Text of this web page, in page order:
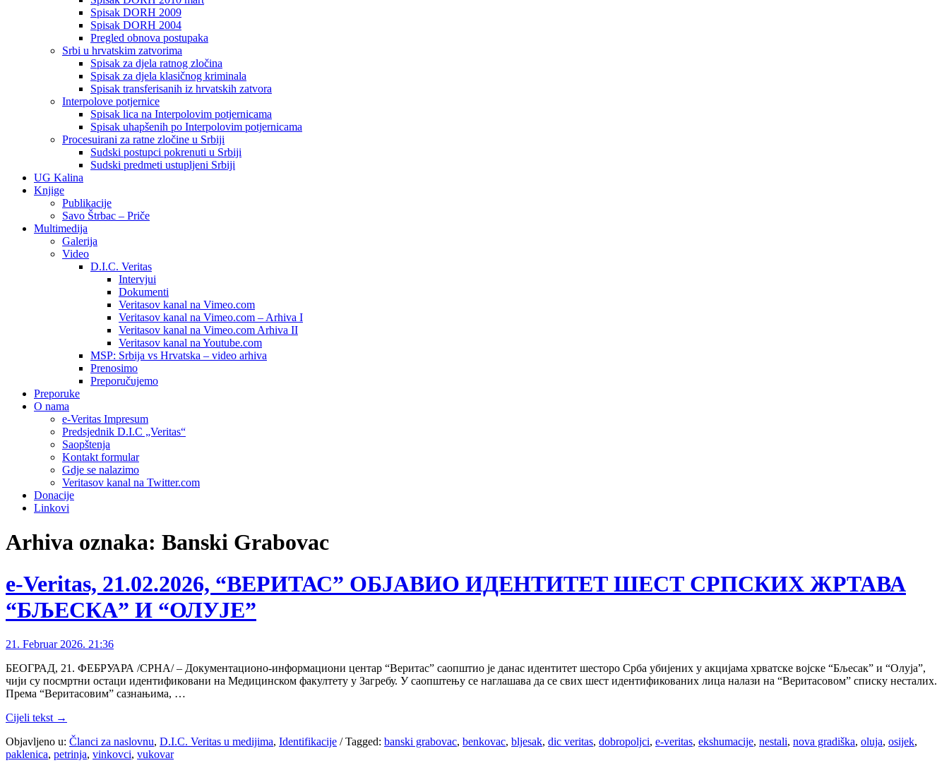
Spisak DORH 2009
Spisak DORH 2004
Pregled obnova postupaka
Srbi u hrvatskim zatvorima
Spisak za djela ratnog zločina
Spisak za djela klasičnog kriminala
Spisak transferisanih iz hrvatskih zatvora
Interpolove potjernice
Spisak lica na Interpolovim potjernicama
Spisak uhapšenih po Interpolovim potjernicama
Procesuirani za ratne zločine u Srbiji
Sudski postupci pokrenuti u Srbiji
Sudski predmeti ustupljeni Srbiji
UG Kalina
Knjige
Publikacije
Savo Štrbac – Priče
Multimedija
Galerija
Video
D.I.C. Veritas
Intervjui
Dokumenti
Veritasov kanal na Vimeo.com
Veritasov kanal na Vimeo.com – Arhiva I
Veritasov kanal na Vimeo.com Arhiva II
Veritasov kanal na Youtube.com
MSP: Srbija vs Hrvatska – video arhiva
Prenosimo
Preporučujemo
Preporuke
O nama
e-Veritas Impresum
Predsjednik D.I.C „Veritas“
Saopštenja
Kontakt formular
Gdje se nalazimo
Veritasov kanal na Twitter.com
Donacije
Linkovi
Arhiva oznaka: Banski Grabovac
e-Veritas, 21.02.2026, “ВЕРИТАС” ОБЈАВИО ИДЕНТИТЕТ ШЕСТ СРПСКИХ ЖРТАВА
“БЉЕСКА” И “ОЛУЈЕ”
21. Februar 2026. 21:36
БЕОГРАД, 21. ФЕБРУАРА /СРНА/ – Документационо-информациони центар “Веритас” саопштио је данас идентитет шесторо Срба убијених у акцијама хрватске војске “Бљесак” и “Олуја”,
чији су посмртни остаци идентификовани на Медицинском факултету у Загребу. У саопштењу се наглашава да се свих шест идентификованих лица налази на “Веритасовом” списку несталих.
Према “Веритасовим” сазнањима, …
Cijeli tekst →
Objavljeno u: Članci za naslovnu, D.I.C. Veritas u medijima, Identifikacije /Tagged: banski grabovac, benkovac, bljesak, dic veritas, dobropoljci, e-veritas, ekshumacije, nestali, nova gradiška, oluja, osijek,
paklenica, petrinja, vinkovci, vukovar